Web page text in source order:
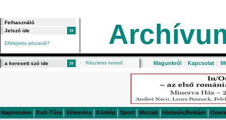
Elfelejtette jelszavát?
Részletes kereső Magunkról | Kapcsolat |
Napirenden Kult-Túra Vélemény Körkép Sport Mozaik Hirdetés/Reklám Opera